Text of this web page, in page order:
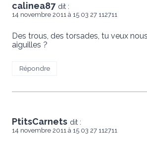
calinea87 dit :
14 novembre 2011 à 15 03 27 112711
Des trous, des torsades, tu veux
aiguilles ?
Répondre
PtitsCarnets dit :
14 novembre 2011 à 15 03 27 112711